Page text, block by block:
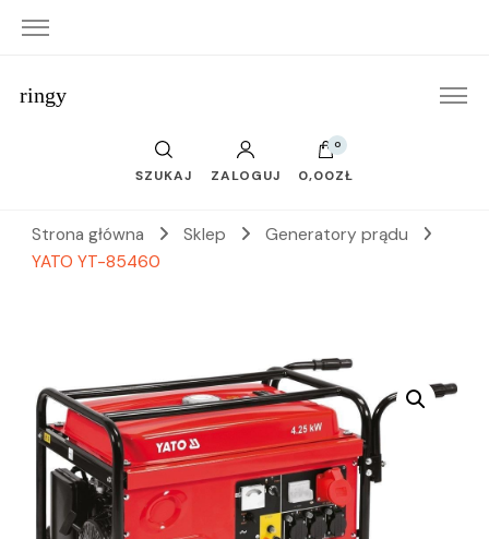
ringy
SZUKAJ ZALOGUJ
0
0,00ZŁ
Strona główna Sklep
Generatory prądu
YATO YT-85460